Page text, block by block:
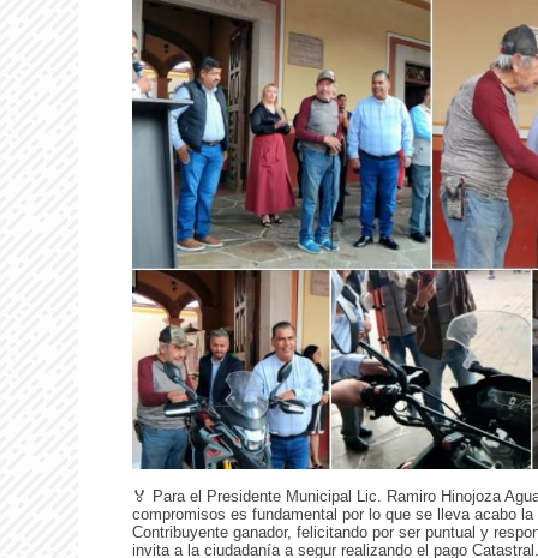
🏅 Para el Presidente Municipal Lic. Ramiro Hinojoza
compromisos es fundamental por lo que se lleva acabo
Contribuyente ganador, felicitando por ser puntual y
invita a la ciudadanía a segur realizando el pago Catastral.